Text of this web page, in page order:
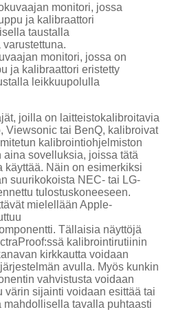
monitori, jossa on
ja kalibraattori eristetty
leikkuupolulla
joilla on laitteistokalibroitavia
Viewsonic tai BenQ, kalibroivat
kalibrointiohjelmiston
aina sovelluksia, joissa tätä
käyttää. Näin on esimerkiksi
suurikokoista NEC- tai LG-
tulostuskoneeseen.
mielellään Apple-
Tällaisia näyttöjä
kalibrointirutiinin
kirkkautta voidaan
avulla. Myös kunkin
vahvistusta voidaan
värin sijainti voidaan esittää tai
mahdollisella tavalla puhtaasti